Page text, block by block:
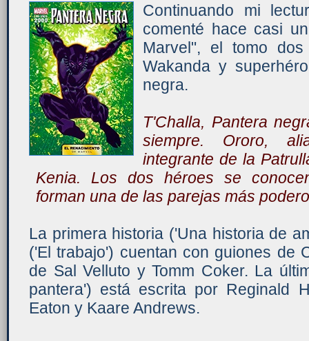
Continuando mi
comenté hace casi
Marvel", el tomo
Wakanda y
negra.
T'Challa, Pantera
siempre. Ororo,
integrante de la
Kenia. Los dos héroes se
forman una de las parejas más
La primera historia ('Una historia de
('El trabajo') cuentan con guiones de
de Sal Velluto y Tomm Coker. La
pantera') está escrita por Reginald
Eaton y Kaare Andrews.